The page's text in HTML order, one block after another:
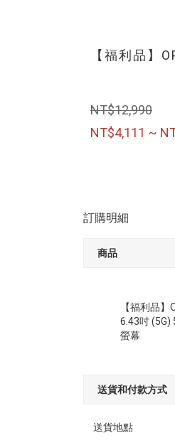
【福利品】
NT$12,990
NT$4,111 ~
訂購明細
商品
【福利品
6.43吋 (5G)
螢幕
送貨和付款方式
送貨地點